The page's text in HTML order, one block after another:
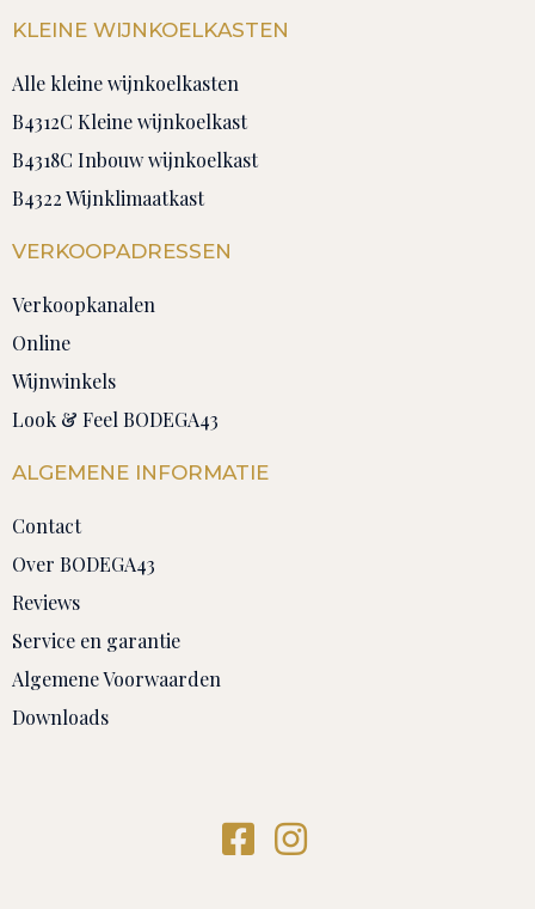
KLEINE WIJNKOELKASTEN
Alle kleine wijnkoelkasten
B4312C Kleine wijnkoelkast
B4318C Inbouw wijnkoelkast
B4322 Wijnklimaatkast
VERKOOPADRESSEN
Verkoopkanalen
Online
Wijnwinkels
Look & Feel BODEGA43
ALGEMENE INFORMATIE
Contact
Over BODEGA43
Reviews
Service en garantie
Algemene Voorwaarden
Downloads